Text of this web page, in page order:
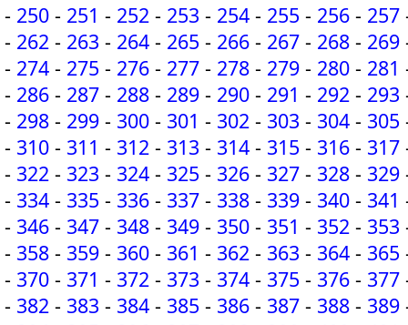
- 250 - 251 - 252 - 253 - 254 - 255 - 256 - 257
- 262 - 263 - 264 - 265 - 266 - 267 - 268 - 269
- 274 - 275 - 276 - 277 - 278 - 279 - 280 - 281
- 286 - 287 - 288 - 289 - 290 - 291 - 292 - 293
- 298 - 299 - 300 - 301 - 302 - 303 - 304 - 305
- 310 - 311 - 312 - 313 - 314 - 315 - 316 - 317
- 322 - 323 - 324 - 325 - 326 - 327 - 328 - 329
- 334 - 335 - 336 - 337 - 338 - 339 - 340 - 341
- 346 - 347 - 348 - 349 - 350 - 351 - 352 - 353
- 358 - 359 - 360 - 361 - 362 - 363 - 364 - 365
- 370 - 371 - 372 - 373 - 374 - 375 - 376 - 377
- 382 - 383 - 384 - 385 - 386 - 387 - 388 - 389